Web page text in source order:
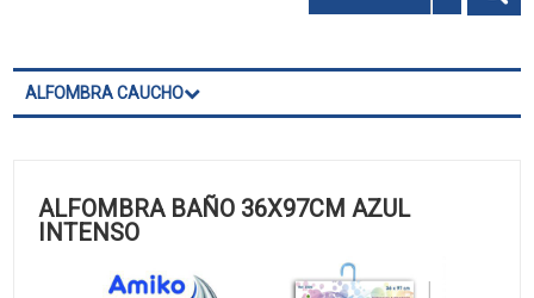
ALFOMBRA CAUCHO
ALFOMBRA BAÑO 36X97CM AZUL
INTENSO